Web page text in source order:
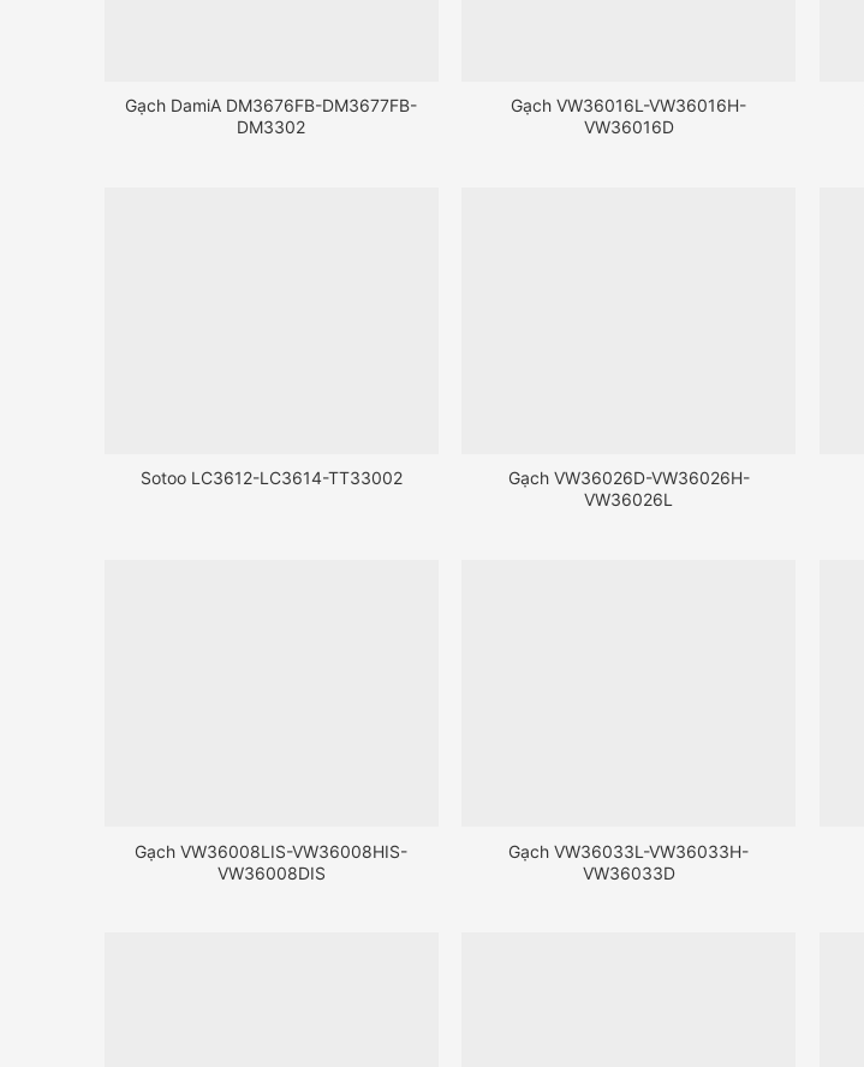
Gạch DamiA DM3676FB-DM3677FB-
DM3302
Gạch VW36016L-VW36016H-
VW36016D
Sotoo LC3612-LC3614-TT33002
Gạch VW36026D-VW36026H-
VW36026L
Gạch VW36008LIS-VW36008HIS-
VW36008DIS
Gạch VW36033L-VW36033H-
VW36033D